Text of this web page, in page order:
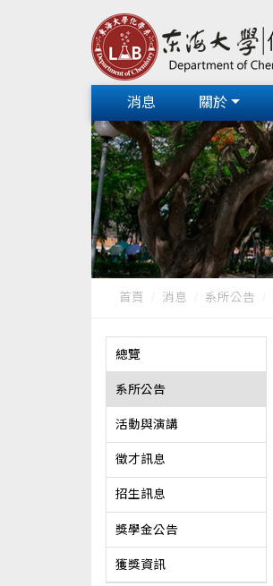
消息 關於
首頁 消息 系所公告
總覽
系所公告
活動與演講
徵才訊息
招生訊息
獎學金公告
獲獎資訊